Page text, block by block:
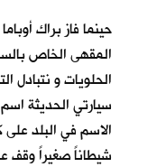
حينما فاز براك
المقهى الخاص
الحلويات و نتبادل
سيارتي الحديثة
الاسم في البلد
شيطاناً صغيراً وقف